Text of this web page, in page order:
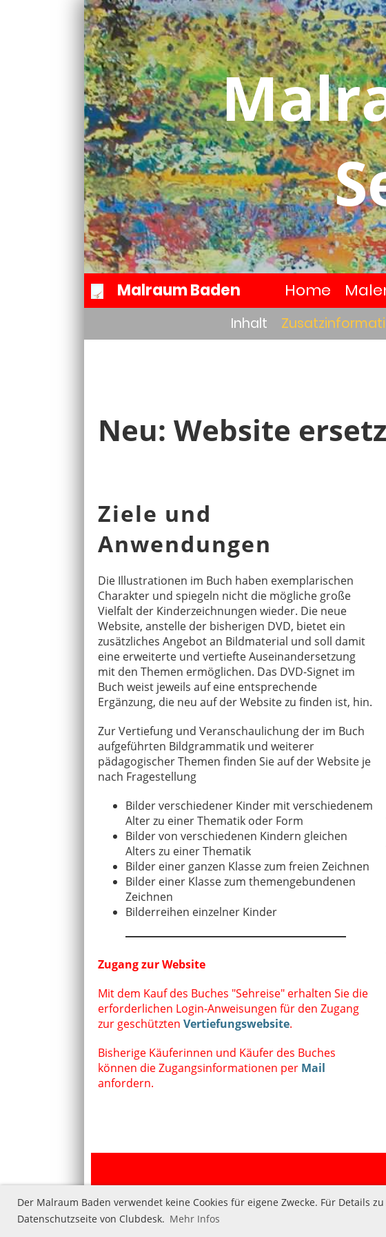
Der Malraum Baden verwendet keine Cookies für eigene Zwecke. Für Details
Datenschutzseite von Clubdesk. Mehr Infos
Malraum Baden Home
Inhalt
Neu: Website
Ziele und
Anwendungen
Die Illustrationen im Buch haben exemplarischen
Charakter und spiegeln nicht die mögliche große
Vielfalt der Kinderzeichnungen wieder. Die neue
Website, anstelle der bisherigen DVD, bietet ein
zusätzliches Angebot an Bildmaterial und soll damit
eine erweiterte und vertiefte Auseinandersetzung
mit den Themen ermöglichen. Das DVD-Signet im
Buch weist jeweils auf eine entsprechende
Ergänzung, die neu auf der Website zu finden ist, hin.
Zur Vertiefung und Veranschaulichung der im Buch
aufgeführten Bildgrammatik und weiterer
pädagogischer Themen finden Sie auf der Website je
nach Fragestellung
Bilder verschiedener Kinder mit verschiedenem
Alter zu einer Thematik oder Form
Bilder von verschiedenen Kindern gleichen
Alters zu einer Thematik
Bilder einer ganzen Klasse zum freien Zeichnen
Bilder einer Klasse zum themengebundenen
Zeichnen
Bilderreihen einzelner Kinder
Zugang zur Website
Mit dem Kauf des Buches "Sehreise" erhalten Sie die
erforderlichen Login-Anweisungen für den Zugang
zur geschützten Vertiefungswebsite.
Bisherige Käuferinnen und Käufer des Buches
können die Zugangsinformationen per Mail
anfordern.